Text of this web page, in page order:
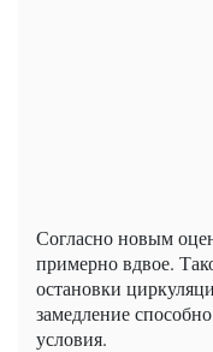
Согласно новым
примерно вдвое.
остановки
замедление
условия.